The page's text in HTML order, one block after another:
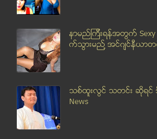
အႏုပညာ အလုပ္ေတြ ကို သမီးနဲ႔ တစ္
ဘဝၾကမ္းခဲ့တဲ့ Walt Disney တည္ေ
မိတ္လိုက္ျပီး အထီးကုိျပန္စားေသာ မုဆုိ
ႏုိင္ငံသားျဖစ္ခြင့္ ဥပေဒကို အေကာင္အ
ေျခေထာက္ကိုအႏွိပ္ခံျခင္းက ဘာေတြ
ဂုဏ္ရည္ေအးေက်ာ္နဲ႔ ကေလး မေမြ
ဆြစ္ဇာလန္မွာ အရိုးျပာကို စိန္အျဖစ္ေျပ
နာမည္ၾကီးရန္အတြက္ Sexy
က္သြားမည္႔ အင္ဂ်င္နီယာတ
သစ္ထူးလြင္ သတင္း ဆုိရင္ ဒီ
News